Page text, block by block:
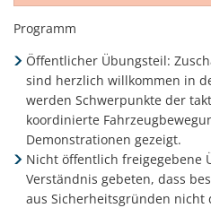
Programm
Öffentlicher Übungsteil:
sind herzlich willkommen in
werden Schwerpunkte der
koordinierte
Demonstrationen gezeigt.
Nicht öffentlich freigegebene
Verständnis gebeten, dass
aus Sicherheitsgründen